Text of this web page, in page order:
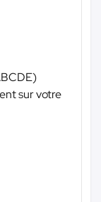
sur votre